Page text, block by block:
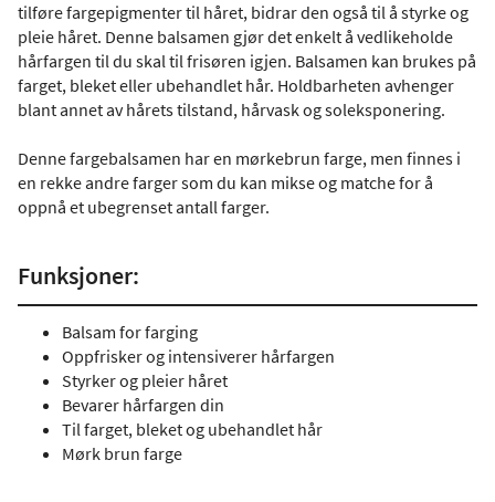
tilføre fargepigmenter til håret, bidrar den også til å styrke og
pleie håret. Denne balsamen gjør det enkelt å vedlikeholde
hårfargen til du skal til frisøren igjen. Balsamen kan brukes på
farget, bleket eller ubehandlet hår. Holdbarheten avhenger
blant annet av hårets tilstand, hårvask og soleksponering.
Denne fargebalsamen har en mørkebrun farge, men finnes i
en rekke andre farger som du kan mikse og matche for å
oppnå et ubegrenset antall farger.
Funksjoner:
Balsam for farging
Oppfrisker og intensiverer hårfargen
Styrker og pleier håret
Bevarer hårfargen din
Til farget, bleket og ubehandlet hår
Mørk brun farge